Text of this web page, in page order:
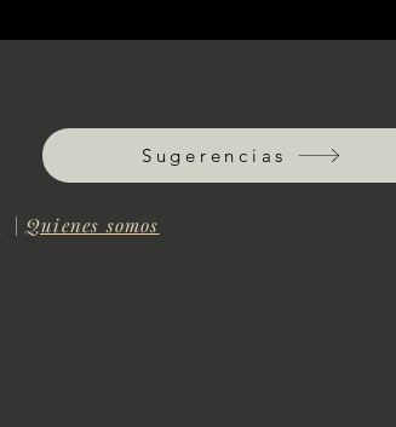
Sugerencias
Quienes somos